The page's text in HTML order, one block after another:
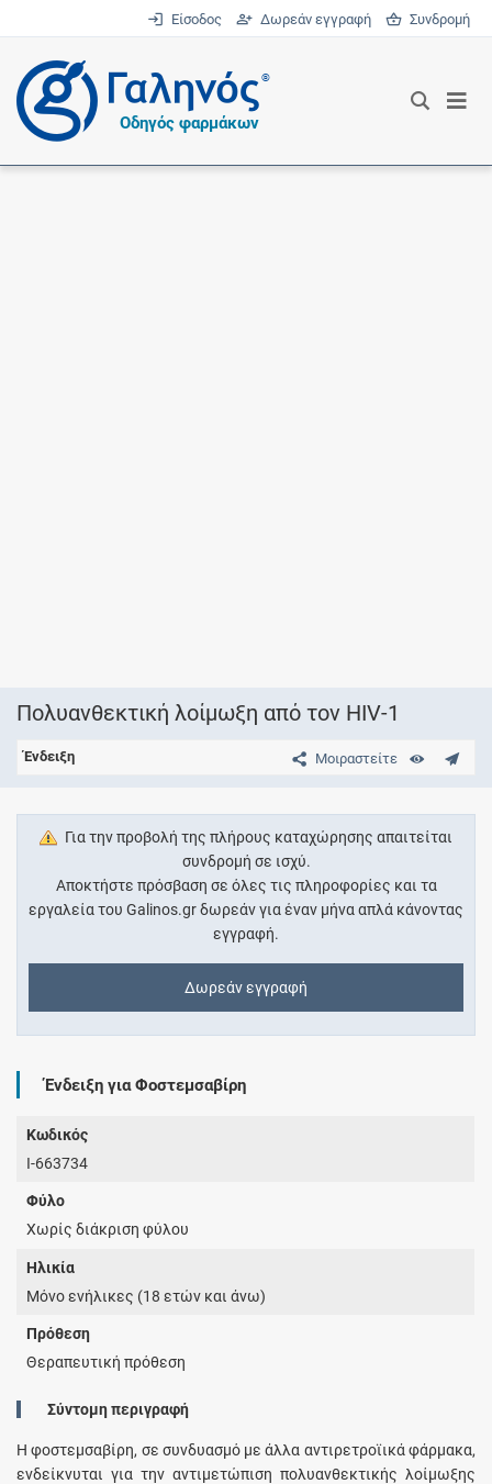
Είσοδος Δωρεάν εγγραφή Συνδρομή
®
Οδηγός φαρμάκων
Πολυανθεκτική λοίμωξη από τον HIV-1
Μοιραστείτε
Ένδειξη
Για την προβολή της πλήρους καταχώρησης απαιτείται
συνδρομή σε ισχύ.
Αποκτήστε πρόσβαση σε όλες τις πληροφορίες και τα
εργαλεία του Galinos.gr δωρεάν για έναν μήνα απλά κάνοντας
εγγραφή.
Δωρεάν εγγραφή
Ένδειξη για Φοστεμσαβίρη
Κωδικός
I-663734
Φύλο
Χωρίς διάκριση φύλου
Ηλικία
Μόνο ενήλικες (18 ετών και άνω)
Πρόθεση
Θεραπευτική πρόθεση
Σύντομη περιγραφή
Η φοστεμσαβίρη, σε συνδυασμό με άλλα αντιρετροϊικά φάρμακα,
ενδείκνυται για την αντιμετώπιση πολυανθεκτικής λοίμωξης